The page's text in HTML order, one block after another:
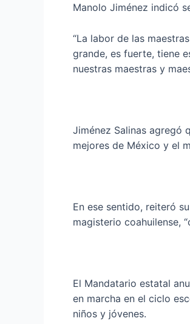
Manolo Jiménez indicó
“La labor de las
grande, es fuerte, tiene
nuestras maestras y
Jiménez Salinas agregó
mejores de México y el
En ese sentido, reiteró
magisterio coahuilense,
El Mandatario estatal
en marcha en el ciclo
niños y jóvenes.